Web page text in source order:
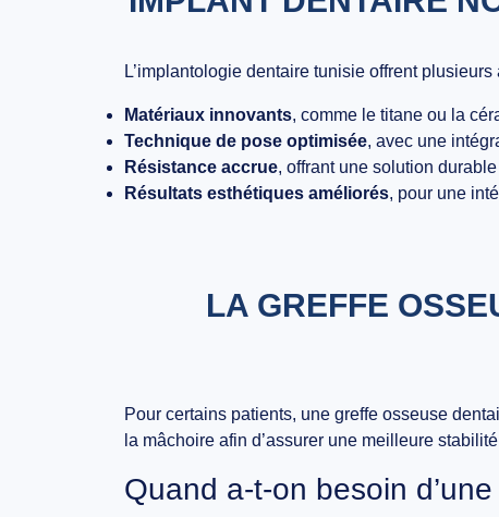
L’implantologie dentaire tunisie offrent plusieurs
Matériaux innovants, comme le titane ou la
Technique de pose optimisée, avec une
Résistance accrue, offrant une solution
Résultats esthétiques améliorés, pour une
LA GREFFE
Pour certains patients, une greffe osseuse
la mâchoire afin d’assurer une meilleure
Quand a-t-on besoin